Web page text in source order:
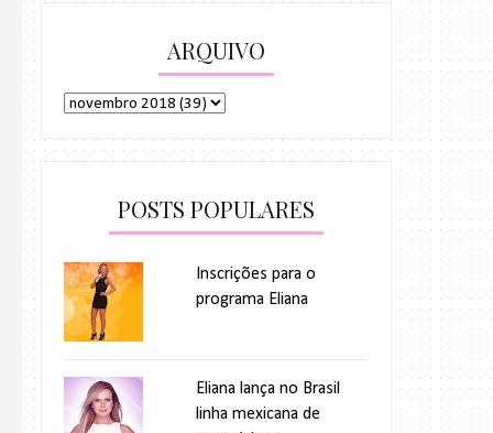
ARQUIVO
POSTS POPULARES
Inscrições para o
programa Eliana
Eliana lança no Brasil
linha mexicana de